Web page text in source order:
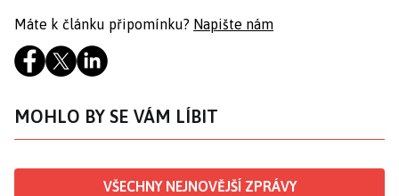
Máte k článku připomínku? Napište nám
MOHLO BY SE VÁM LÍBIT
VŠECHNY NEJNOVĚJŠÍ ZPRÁVY